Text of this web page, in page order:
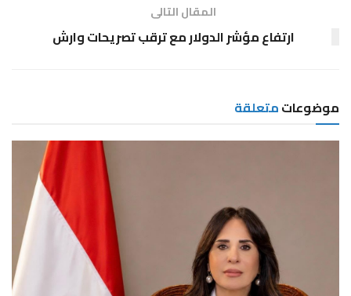
المقال التالى
ارتفاع مؤشر الدولار مع ترقب تصريحات وارش
موضوعاتمتعلقة